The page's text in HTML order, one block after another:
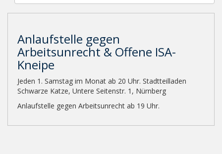
Anlaufstelle gegen
Arbeitsunrecht & Offene ISA-
Kneipe
Jeden 1. Samstag im Monat ab 20 Uhr. Stadtteilladen
Schwarze Katze, Untere Seitenstr. 1, Nürnberg
Anlaufstelle gegen Arbeitsunrecht ab 19 Uhr.